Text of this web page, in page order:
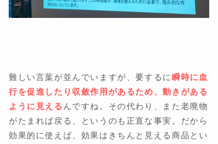
難しい言葉が並んでいますが、要するに瞬時に血
行を促進したり収斂作用があるため、動きがある
ように見える んですね。その代わり、また老廃物
がたまれば戻る、というのも正直な事実。だから
効果的に使えば、効果はきちんと見える商品とい